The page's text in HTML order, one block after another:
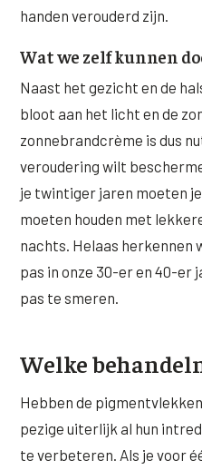
handen verouderd zijn.
Wat we zelf kunnen
Naast het gezicht en de
bloot aan het licht en de
zonnebrandcrème is dus
veroudering wilt
je twintiger jaren moeten
moeten houden met
nachts. Helaas herkennen
pas in onze 30-er en 40-er
pas te smeren.
Welke
Hebben de
pezige uiterlijk al hun
te verbeteren. Als je voor